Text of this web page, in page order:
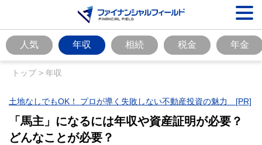
人気 年収 相続 税金 年金
トップ> 年収
土地なしでもOK！ プロが導く失敗しない不動産投資の魅力 [PR]
「馬主」になるには年収や資産証明が必要？
どんなことが必要？